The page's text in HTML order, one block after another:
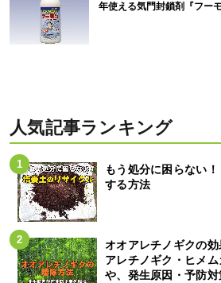
年使える気門封鎖剤『フーモ
人気記事ランキング
もう処分に困らない
する方法
オオアレチノギクの効
アレチノギク・ヒメ
や、発生原因・予防